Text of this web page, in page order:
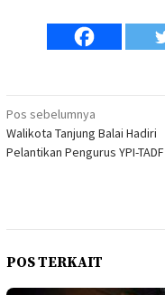
Navigasi
pos
Pos sebelumnya
Walikota Tanjung Balai Hadiri
Pelantikan Pengurus YPI-TADF
POS TERKAIT